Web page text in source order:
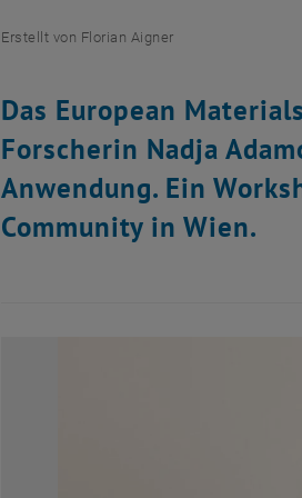
Erstellt von Florian Aigner
Das European
Forscherin Nadja
Anwendung. Ein
Community in Wien.